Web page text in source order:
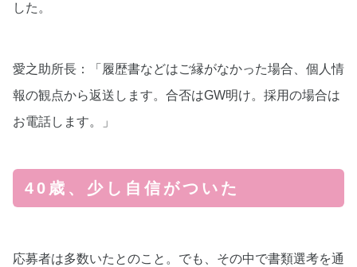
した。
愛之助所長：「履歴書などはご縁がなかった場合、個人情
報の観点から返送します。合否はGW明け。採用の場合は
お電話します。」
40歳、少し自信がついた
応募者は多数いたとのこと。でも、その中で書類選考を通